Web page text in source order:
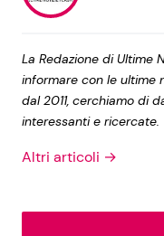
La Redazione di Ultime
informare con le ultime
dal 2011, cerchiamo di
interessanti e ricercate.
Altri articoli →